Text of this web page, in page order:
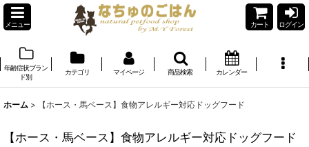
メニュー カート ログイン
年齢症状ブラン
ド別
カテゴリ マイページ 商品検索 カレンダー
ホーム > 【ホース・馬ベース】食物アレルギー対応ドッグフード
【ホース・馬ベース】食物アレルギー対応ドッグフード